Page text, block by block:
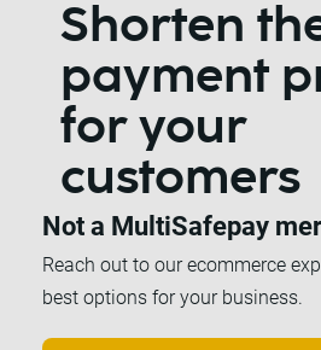
Shorten
payment
for your
customers
Not a MultiSafepay
Reach out to our ecommerce
best options for your business.